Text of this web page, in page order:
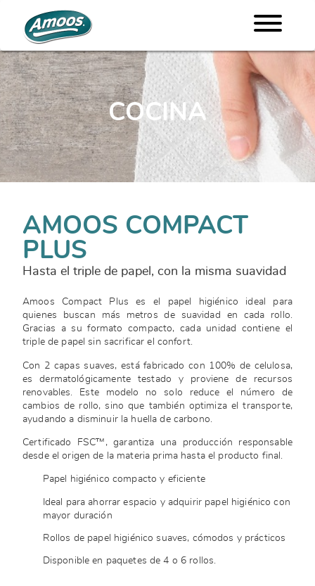
COCINA
AMOOS COMPACT
PLUS
Hasta el triple de papel, con la misma suavidad
Amoos Compact Plus es el papel higiénico ideal para
quienes buscan más metros de suavidad en cada rollo.
Gracias a su formato compacto, cada unidad contiene el
triple de papel sin sacrificar el confort.
Con 2 capas suaves, está fabricado con 100% de celulosa,
es dermatológicamente testado y proviene de recursos
renovables. Este modelo no solo reduce el número de
cambios de rollo, sino que también optimiza el transporte,
ayudando a disminuir la huella de carbono.
Certificado FSC™, garantiza una producción responsable
desde el origen de la materia prima hasta el producto final.
Papel higiénico compacto y eficiente
Ideal para ahorrar espacio y adquirir papel higiénico con
mayor duración
Rollos de papel higiénico suaves, cómodos y prácticos
Disponible en paquetes de 4 o 6 rollos.